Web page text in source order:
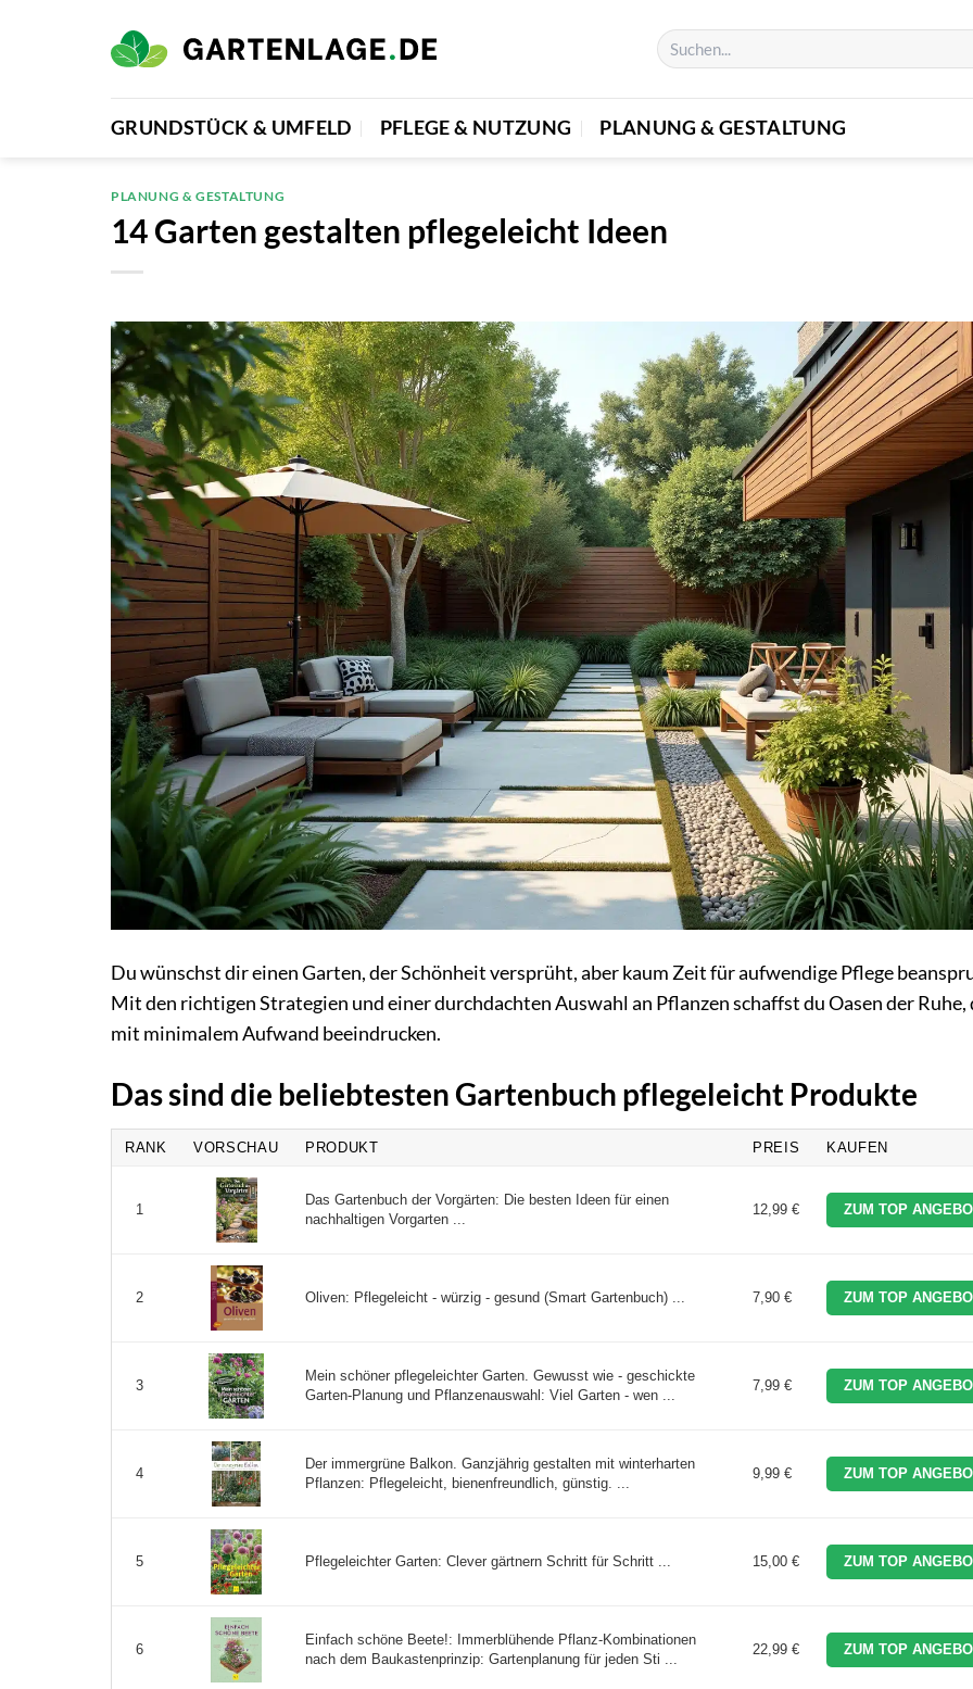
GRUNDSTÜCK & UMFELD PFLEGE & NUTZUNG PLANUNG & GESTALTUNG
PLANUNG & GESTALTUNG
14 Garten gestalten pflegeleicht Ideen
Du wünschst dir einen Garten, der Schönheit versprüht, aber kaum Zeit für aufwendige Pflege
Mit den richtigen Strategien und einer durchdachten Auswahl an Pflanzen schaffst du Oasen der Ruhe,
mit minimalem Aufwand beeindrucken.
Das sind die beliebtesten Gartenbuch pflegeleicht Produkte
RANK VORSCHAU PRODUKT PREIS KAUFEN
1
Das Gartenbuch der Vorgärten: Die besten Ideen für einen
nachhaltigen Vorgarten ...
12,99 € ZUM TOP
2 Oliven: Pflegeleicht - würzig - gesund (Smart Gartenbuch) ... 7,90 € ZUM TOP
3
Mein schöner pflegeleichter Garten. Gewusst wie - geschickte
Garten-Planung und Pflanzenauswahl: Viel Garten - wen ...
7,99 € ZUM TOP
4
Der immergrüne Balkon. Ganzjährig gestalten mit winterharten
Pflanzen: Pflegeleicht, bienenfreundlich, günstig. ...
9,99 € ZUM TOP
5 Pflegeleichter Garten: Clever gärtnern Schritt für Schritt ... 15,00 € ZUM TOP
6
Einfach schöne Beete!: Immerblühende Pflanz-Kombinationen
nach dem Baukastenprinzip: Gartenplanung für jeden Sti ...
22,99 € ZUM TOP